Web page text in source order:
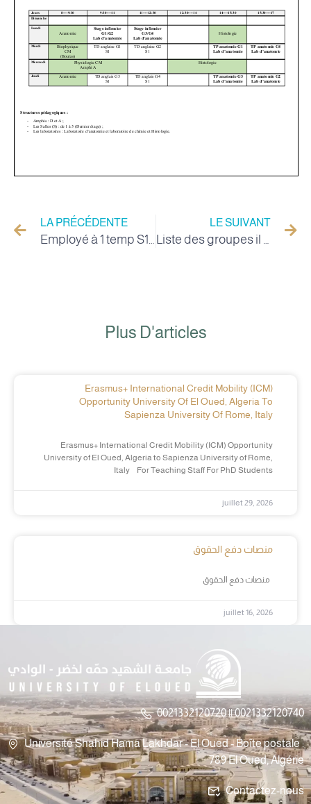
LA PRÉCÉDENTE
Employé à 1 temp S1 il y a 2 jours (sem1)
LE SUIVANT
Liste des groupes il y a 2 ans pour TD
Plus D'articles
Erasmus+ International Credit Mobility (ICM)
Opportunity University Of El Oued, Algeria To
Sapienza University Of Rome, Italy
Erasmus+ International Credit Mobility (ICM) Opportunity
University of El Oued, Algeria to Sapienza University of Rome,
Italy For Teaching Staff For PhD Students
juillet 29, 2026
منصات دفع الحقوق
juillet 16, 2026
0021332120720 || 0021332120740
Université Shahid Hama Lakhdar - El Oued - Boîte postale :
789 El Oued, Algérie
Contactez-nous